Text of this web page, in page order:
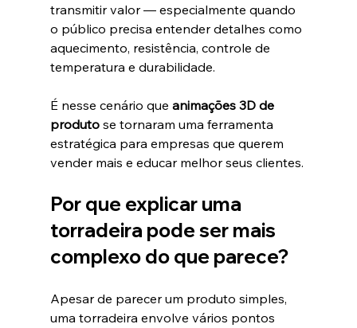
transmitir valor — especialmente quando
o público precisa entender detalhes como
aquecimento, resistência, controle de
temperatura e durabilidade.
É nesse cenário que animações 3D de
produto se tornaram uma ferramenta
estratégica para empresas que querem
vender mais e educar melhor seus clientes.
Por que explicar uma
torradeira pode ser mais
complexo do que parece?
Apesar de parecer um produto simples,
uma torradeira envolve vários pontos